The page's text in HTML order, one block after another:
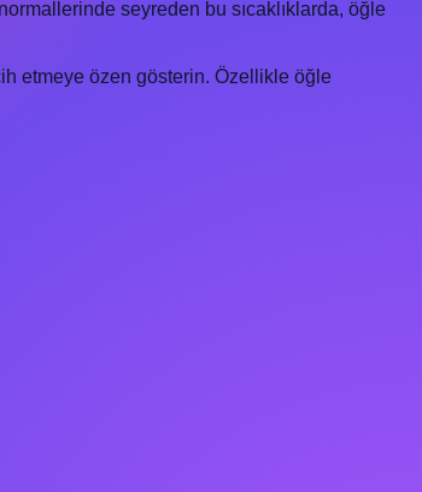
seyreden bu sıcaklıklarda, öğle
etmeye özen gösterin. Özellikle öğle